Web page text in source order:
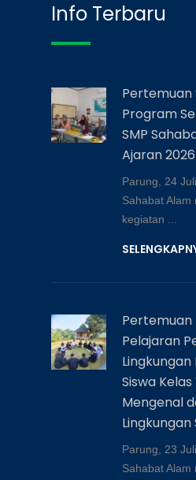
Info Terbaru
Pertemuan
Program
SMP
Ajaran
Parung, 24
Sahabat Alam
kegiatan ...
Pertemuan
Pelajaran
Lingkungan
Siswa
Mengenal
Lingkungan
Parung, 23
Sahabat Alam